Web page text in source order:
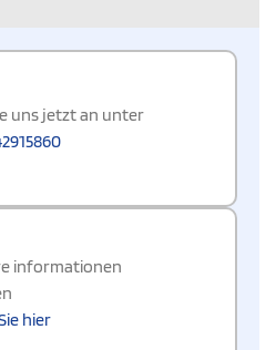
uns jetzt an unter
informationen
hier